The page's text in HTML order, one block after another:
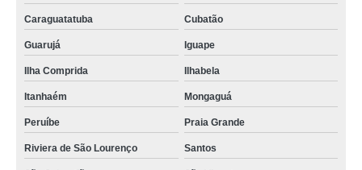
Caraguatatuba Cubatão
Guarujá Iguape
Ilha Comprida Ilhabela
Itanhaém Mongaguá
Peruíbe Praia Grande
Riviera de São Lourenço Santos